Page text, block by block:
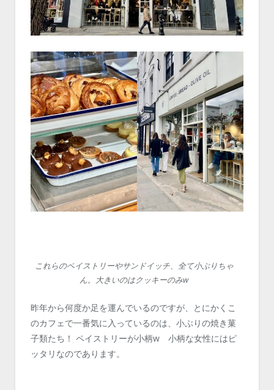
これらのペイストリーやサンドイッチ、全て小ぶりちゃ
ん。大きいのはクッキーのみw
昨年から何度か足を運んでいるのですが、とにかくこ
のカフェで一番気に入っているのは、小ぶりの焼き菓
子類たち！ ペイストリーが小柄w 小柄な女性にはピ
ッタリなのであります。